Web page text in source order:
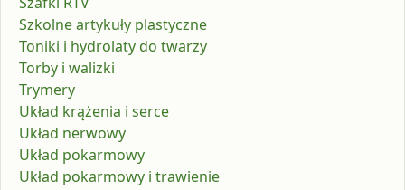
Szkolne artykuły plastyczne
Toniki i hydrolaty do twarzy
Torby i walizki
Trymery
Układ krążenia i serce
Układ nerwowy
Układ pokarmowy
Układ pokarmowy i trawienie